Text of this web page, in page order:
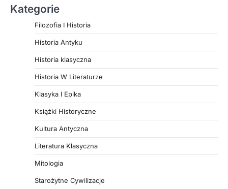
Kategorie
Filozofia I Historia
Historia Antyku
Historia klasyczna
Historia W Literaturze
Klasyka I Epika
Książki Historyczne
Kultura Antyczna
Literatura Klasyczna
Mitologia
Starożytne Cywilizacje